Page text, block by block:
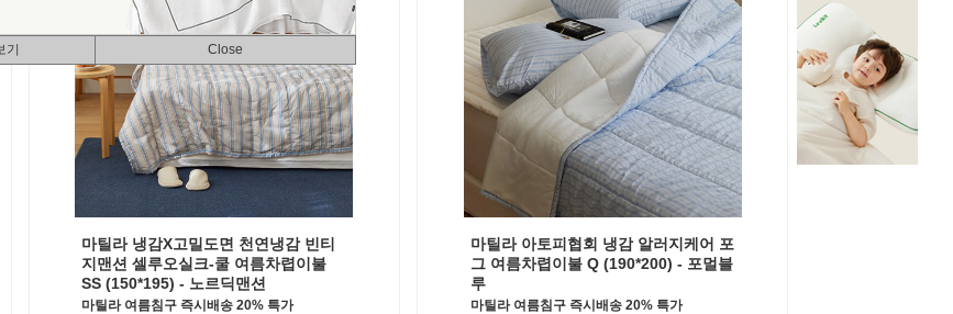
Close
마틸라 냉감X고밀도면 천연냉감 빈티
지맨션 셀루오실크-쿨 여름차렵이불
SS (150*195) - 노르딕맨션
마틸라 여름침구 즉시배송 20% 특가
마틸라 아토피협회 냉감 알러지케어 포
그 여름차렵이불 Q (190*200) - 포멀블
루
마틸라 여름침구 즉시배송 20% 특가